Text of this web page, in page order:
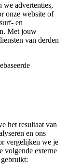
we advertenties,
onze website of
en
Met jouw
van derden
het resultaat van
en ons
vergelijken we je
volgende externe